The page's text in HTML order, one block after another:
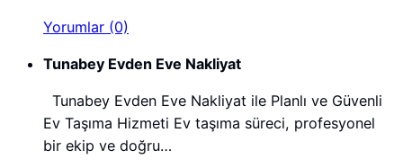
Yorumlar (0)
Tunabey Evden Eve Nakliyat
Tunabey Evden Eve Nakliyat ile Planlı ve Güvenli
Ev Taşıma Hizmeti Ev taşıma süreci, profesyonel
bir ekip ve doğru…